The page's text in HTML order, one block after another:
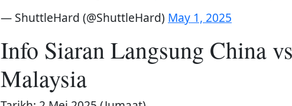
— ShuttleHard (@ShuttleHard) May 1, 2025
Info Siaran Langsung China
Malaysia